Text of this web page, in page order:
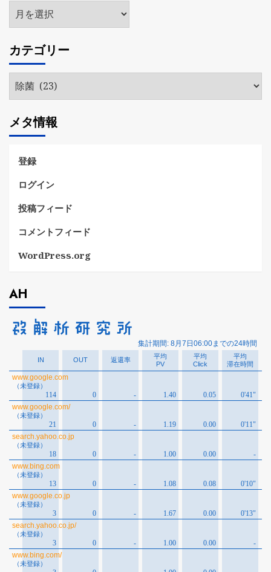
ア
ー
イ
ブ
カテゴリー
カ
テ
リ
ー
メタ情報
登録
ログイン
投稿フィード
コメントフィード
WordPress.org
AH